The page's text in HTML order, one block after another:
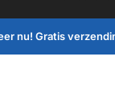
nu! Gratis